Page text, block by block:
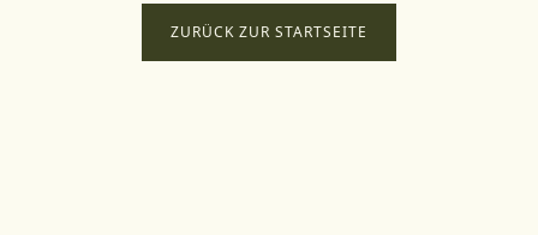
ZURÜCK ZUR STARTSEITE